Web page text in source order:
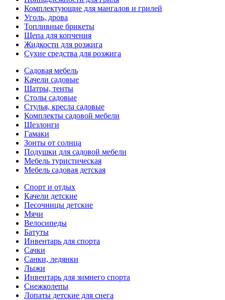
Комплектующие для мангалов и грилей
Уголь, дрова
Топливные брикеты
Щепа для копчения
Жидкости для розжига
Сухие средства для розжига
Садовая мебель
Качели садовые
Шатры, тенты
Столы садовые
Стулья, кресла садовые
Комплекты садовой мебели
Шезлонги
Гамаки
Зонты от солнца
Подушки для садовой мебели
Мебель туристическая
Мебель садовая детская
Спорт и отдых
Качели детские
Песочницы детские
Мячи
Велосипеды
Батуты
Инвентарь для спорта
Сачки
Санки, ледянки
Лыжи
Инвентарь для зимнего спорта
Снежколепы
Лопаты детские для снега